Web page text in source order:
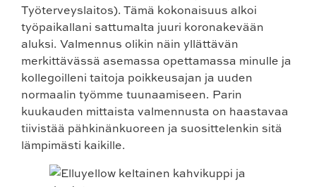
Työterveyslaitos). Tämä kokonaisuus alkoi
työpaikallani sattumalta juuri koronakevään
aluksi. Valmennus olikin näin yllättävän
merkittävässä asemassa opettamassa minulle ja
kollegoilleni taitoja poikkeusajan ja uuden
normaalin työmme tuunaamiseen. Parin
kuukauden mittaista valmennusta on haastavaa
tiivistää pähkinänkuoreen ja suosittelenkin sitä
lämpimästi kaikille.